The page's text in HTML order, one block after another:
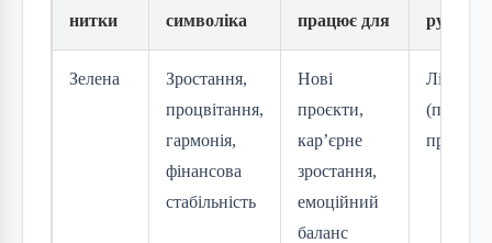
нитки
символіка
працює для
рука
Зелена
Зростання,
процвітання,
гармонія,
фінансова
стабільність
Нові
проєкти,
кар’єрне
зростання,
емоційний
баланс
Ліва
права